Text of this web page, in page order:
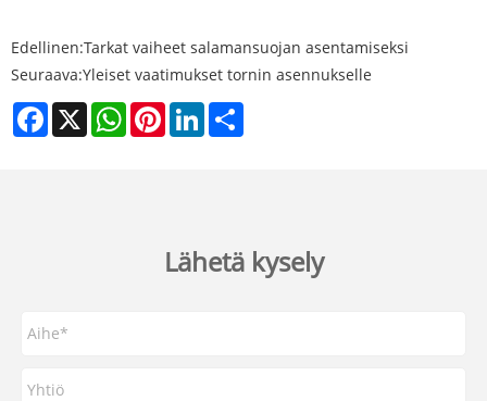
Edellinen:Tarkat vaiheet salamansuojan asentamiseksi
Seuraava:Yleiset vaatimukset tornin asennukselle
Facebook
X WhatsAppPinterestLinkedIn
Lähetä kysely